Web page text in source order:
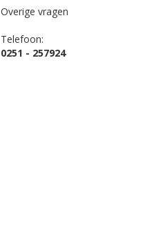
Overige vragen
Telefoon:
0251 - 257924